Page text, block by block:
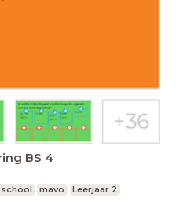
BS 4
mavo Leerjaar 2